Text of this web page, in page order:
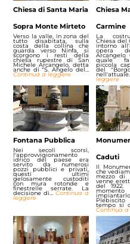
Chiesa di Santa Maria
Sopra Monte Mirteto
Verso la valle, in zona del
tutto disabitata, sulla
costa della collina che
guarda verso Ninfa, si
scorgono i resti della
chiesa rupestre di San
Michele Arcangelo, detta
anche di “S. Angelo del…
Continua a leggere
Chiesa
Carmine
La
Chiesa del
intorno
opera
Arcangelo
quale
piccola
del
leggere
Fontana Pubblica
Nei secoli scorsi,
l'approvvigionamento
idrico del paese era
servito da numerosi
pozzi pubblici e privati,
questi ultimi
gelosamente custoditi
con mura rotonde e
finestrelle serrate. La
decisione di… Continua a
leggere
Caduti
Il
che
mezzo di
venne
del
tempo si
Continua